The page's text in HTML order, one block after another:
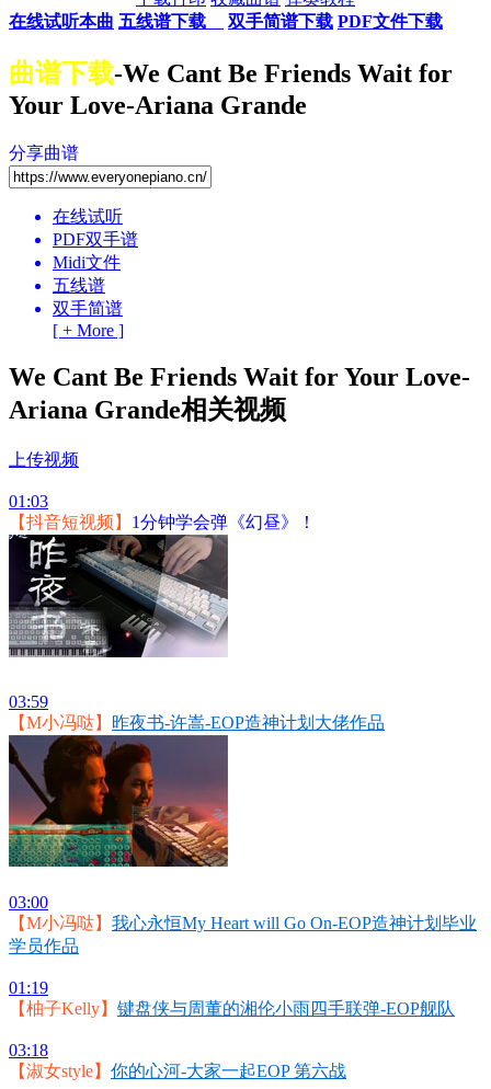
在线试听本曲 五线谱下载 双手简谱下载 PDF文件下载
曲谱下载-We Cant Be Friends Wait for
Your Love-Ariana Grande
分享曲谱
在线试听
PDF双手谱
Midi文件
五线谱
双手简谱
[ + More ]
We Cant Be Friends Wait for Your Love-
Ariana Grande相关视频
上传视频
01:03
【抖音短视频】 1分钟学会弹《幻昼》！
03:59
【M小冯哒】 昨夜书-许嵩-EOP造神计划大佬作品
03:00
【M小冯哒】 我心永恒My Heart will Go On-EOP造神计划毕业
学员作品
01:19
【柚子Kelly】 键盘侠与周董的湘伦小雨四手联弹-EOP舰队
03:18
【淑女style】 你的心河-大家一起EOP 第六战